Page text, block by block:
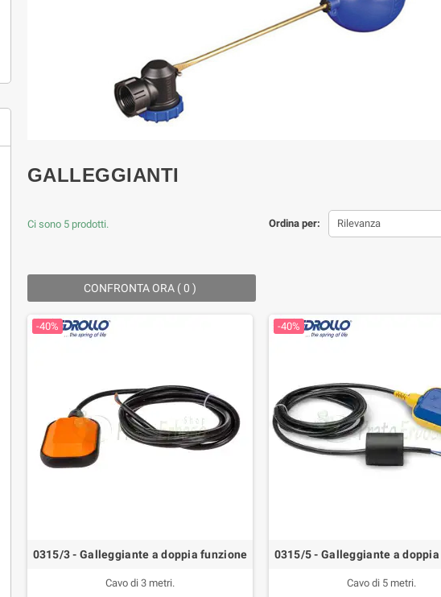
GALLEGGIANTI
Ordina per: Rilevanza
Ci sono 5 prodotti.
CONFRONTA ORA (0) ‎
-40%
0315/3 - Galleggiante a doppia funzione
Cavo di 3 metri.
-40%
0315/5 - Galleggiante a
Cavo di 5 metri.